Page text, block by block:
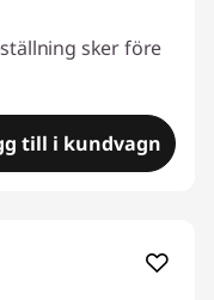
sker före
till i kundvagn